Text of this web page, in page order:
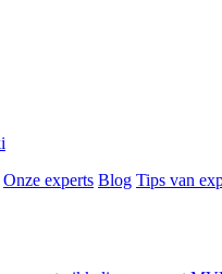
Onze experts Blog Tips van